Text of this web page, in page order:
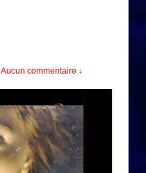
Aucun commentaire ↓